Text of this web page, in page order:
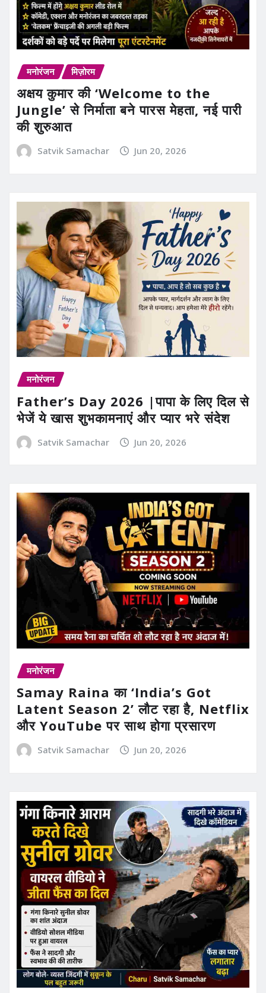
मनोरंजन मिज़ोरम
अक्षय कुमार की ‘Welcome to the
Jungle’ से निर्माता बने पारस मेहता, नई पारी
की शुरुआत
Satvik Samachar Jun 20, 2026
मनोरंजन
Father’s Day 2026 |पापा के लिए दिल से
भेजें ये खास शुभकामनाएं और प्यार भरे संदेश
Satvik Samachar Jun 20, 2026
मनोरंजन
Samay Raina का ‘India’s Got
Latent Season 2’ लौट रहा है, Netflix
और YouTube पर साथ होगा प्रसारण
Satvik Samachar Jun 20, 2026